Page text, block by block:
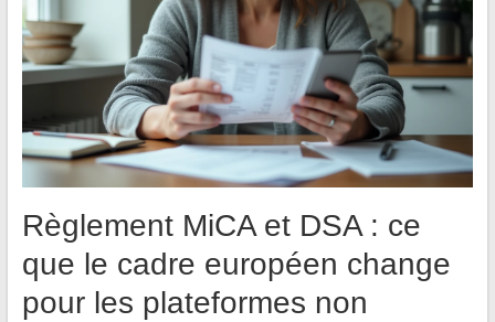
Règlement MiCA et DSA : ce
que le cadre européen change
pour les plateformes non